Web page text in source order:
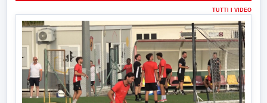
TUTTI I VIDEO